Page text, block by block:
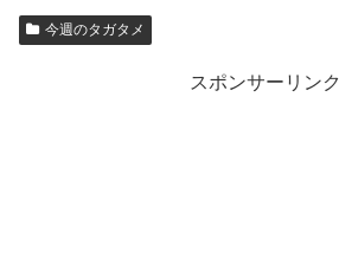
今週のタガタメ
スポンサーリンク